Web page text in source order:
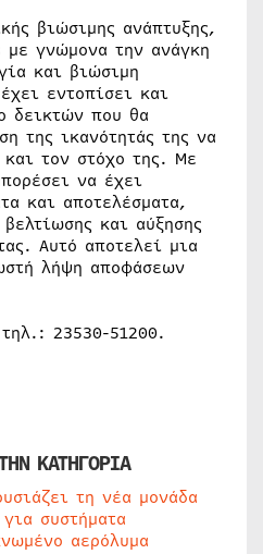
βιώσιμης ανάπτυξης,
με γνώμονα την ανάγκη
και βιώσιμη
εντοπίσει και
δεικτών που θα
της ικανότητάς της να
τον στόχο της. Με
να έχει
και αποτελέσματα,
και αύξησης
Αυτό αποτελεί μια
λήψη αποφάσεων
23530-51200.
ΚΑΤΗΓΟΡΙΑ
τη νέα μονάδα
συστήματα
αερόλυμα